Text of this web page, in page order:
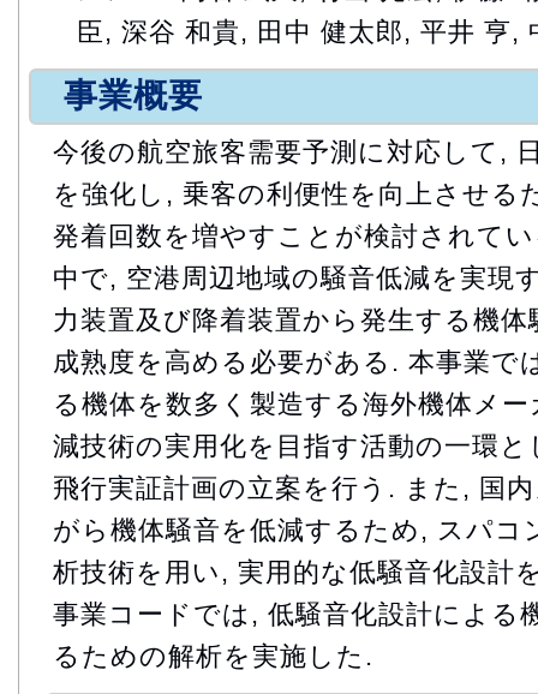
臣, 深谷 和貴, 田中 健太郎, 平井 亨,
事業概要
今後の航空旅客需要予測に対応して,
を強化し, 乗客の利便性を向上させる
発着回数を増やすことが検討されて
中で, 空港周辺地域の騒音低減を実現
力装置及び降着装置から発生する機
成熟度を高める必要がある. 本事業で
る機体を数多く製造する海外機体メ
減技術の実用化を目指す活動の一環
飛行実証計画の立案を行う. また, 国
がら機体騒音を低減するため, スパコ
析技術を用い, 実用的な低騒音化設計
事業コードでは, 低騒音化設計による
るための解析を実施した.